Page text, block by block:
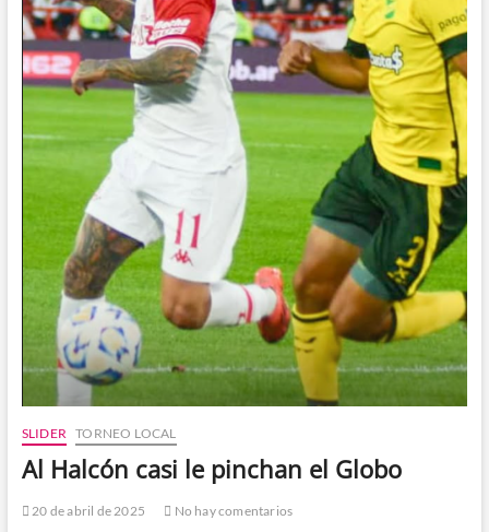
SLIDER TORNEO LOCAL
Al Halcón casi le pinchan el Globo
20 de abril de 2025 No hay comentarios